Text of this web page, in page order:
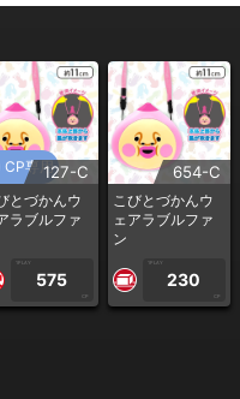
CP専用127-C
とづかんウ
ラブルファ
1PLAY
575
CP
654-C
こびとづかんウ
ェアラブルファ
ン
1PLAY
230
CP